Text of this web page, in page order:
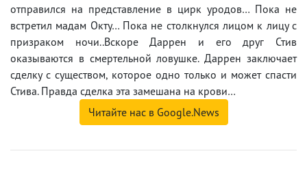
отправился на представление в цирк уродов… Пока не
встретил мадам Окту… Пока не столкнулся лицом к лицу с
призраком ночи..Вскоре Даррен и его друг Стив
оказываются в смертельной ловушке. Даррен заключает
сделку с существом, которое одно только и может спасти
Стива. Правда сделка эта замешана на крови…
Читайте нас в Google.News